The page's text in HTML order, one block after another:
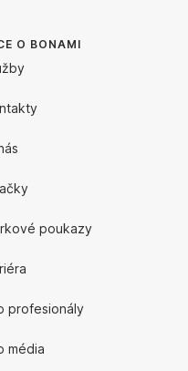
O BONAMI
poukazy
profesionály
média